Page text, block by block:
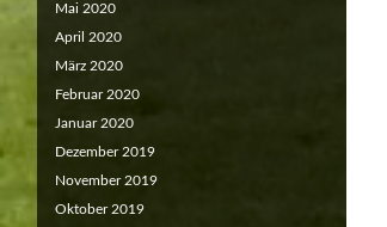
Mai 2020
April 2020
März 2020
Februar 2020
Januar 2020
Dezember 2019
November 2019
Oktober 2019